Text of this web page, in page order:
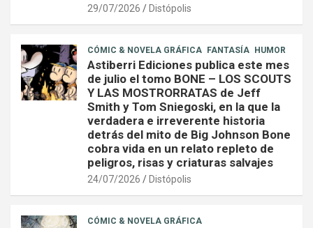
29/07/2026 Distópolis
CÓMIC & NOVELA GRÁFICA FANTASÍA HUMOR
Astiberri Ediciones publica este mes
de julio el tomo BONE – LOS SCOUTS
Y LAS MOSTRORRATAS de Jeff
Smith y Tom Sniegoski, en la que la
verdadera e irreverente historia
detrás del mito de Big Johnson Bone
cobra vida en un relato repleto de
peligros, risas y criaturas salvajes
24/07/2026 Distópolis
CÓMIC & NOVELA GRÁFICA